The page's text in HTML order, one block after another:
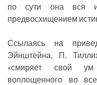
по сути она вся
предвосхищением
Ссылаясь на
Эйнштейна, П.
«смиряет свой
воплощенного во